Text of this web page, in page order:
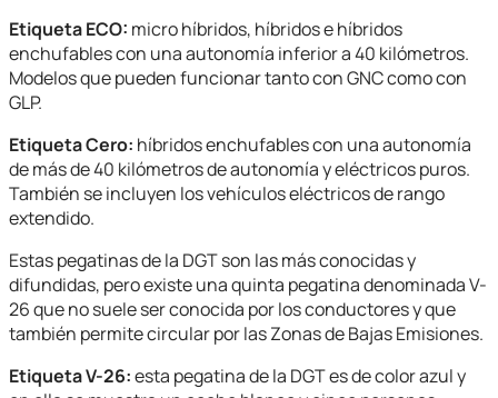
Etiqueta ECO: micro híbridos, híbridos e híbridos
enchufables con una autonomía inferior a 40 kilómetros.
Modelos que pueden funcionar tanto con GNC como con
GLP.
Etiqueta Cero: híbridos enchufables con una autonomía
de más de 40 kilómetros de autonomía y eléctricos puros.
También se incluyen los vehículos eléctricos de rango
extendido.
Estas pegatinas de la DGT son las más conocidas y
difundidas, pero existe una quinta pegatina denominada V-
26 que no suele ser conocida por los conductores y que
también permite circular por las Zonas de Bajas Emisiones.
Etiqueta V-26:esta pegatina de la DGT es de color azul y